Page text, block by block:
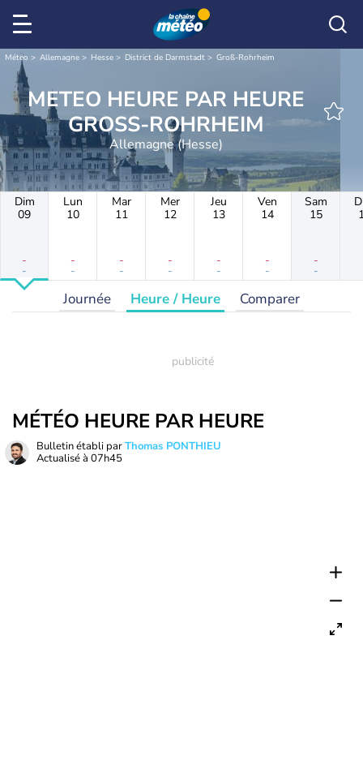
Météo Allemagne Hesse District de Darmstadt Groß-Rohrheim
METEO HEURE PAR HEURE
GROSS-ROHRHEIM
Allemagne (Hesse)
Dim
09
-
-
Lun
10
-
-
Mar
11
-
-
Mer
12
-
-
Jeu
13
-
-
Ven
14
-
-
Sam
15
-
-
Journée Heure / Heure Comparer
MÉTÉO HEURE PAR HEURE
Bulletin établi parThomas PONTHIEU
Actualisé à 07h45